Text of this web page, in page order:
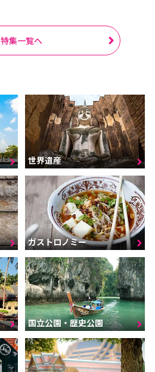
特集一覧へ
世界遺産
ガストロノミー
国立公園・歴史公園